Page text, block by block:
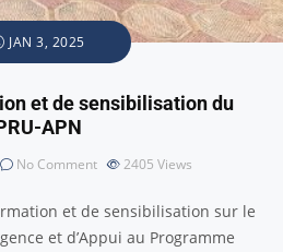
JAN 3, 2025
et de sensibilisation du
APN
No Comment 2405 Views
et de sensibilisation sur le
et d’Appui au Programme